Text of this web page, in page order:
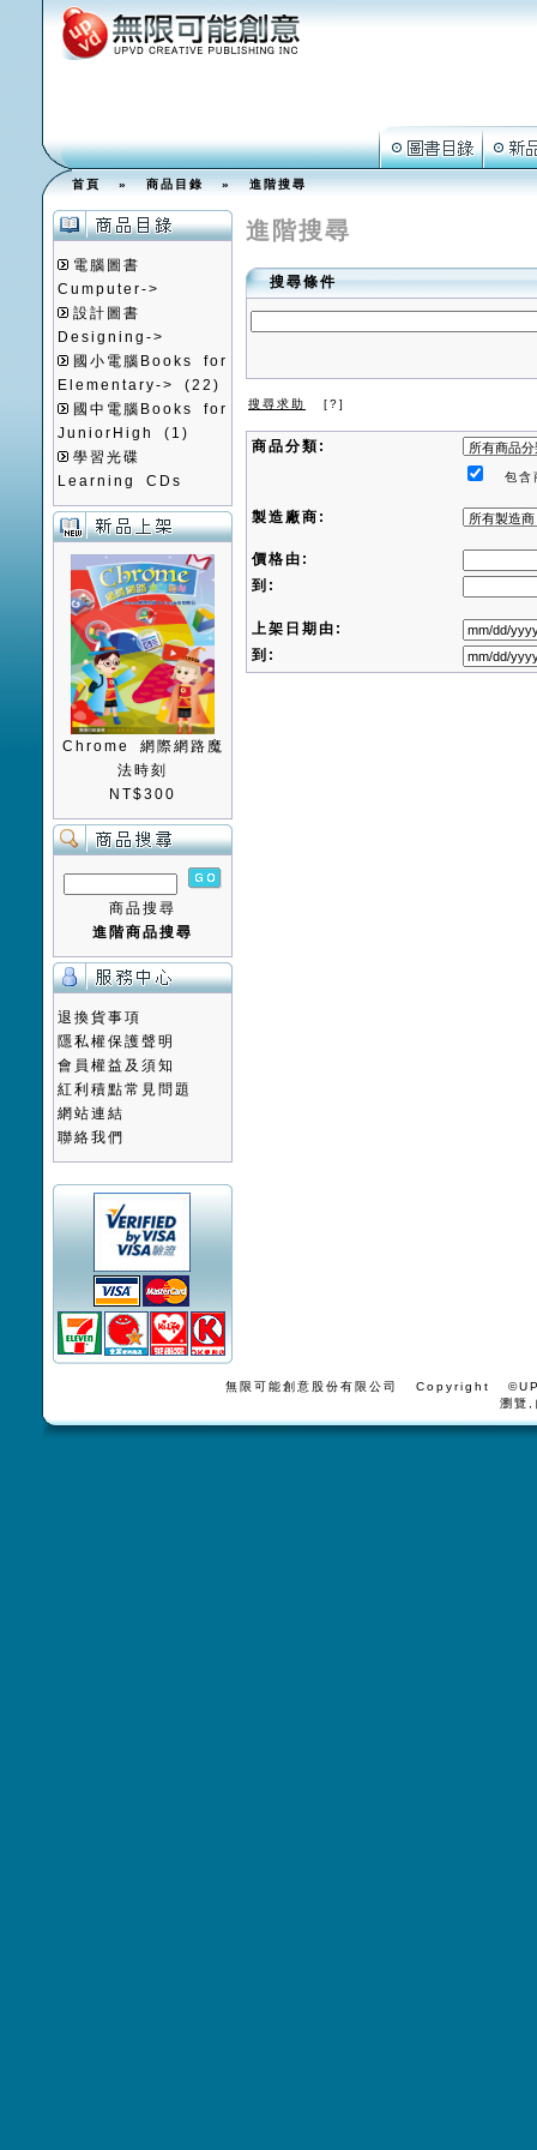
首頁»商品目錄»進階搜尋
電腦圖書
Cumputer->
設計圖書
Designing->
國小電腦Books for
Elementary->
(22)
國中電腦Books for
JuniorHigh
(1)
學習光碟
Learning CDs
Chrome 網際網路魔
法時刻
NT$300
商品搜尋
進階商品搜尋
退換貨事項
隱私權保護聲明
會員權益及須知
紅利積點常見問題
網站連結
聯絡我們
進階搜尋
搜尋條件
搜尋求助 [?]
商品分類:
包含
製造廠商:
價格由:
到:
上架日期由:
到:
無限可能創意股份有限公司 Copyright
瀏